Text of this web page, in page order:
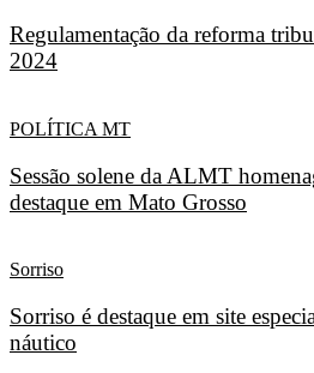
Regulamentação da reforma
2024
POLÍTICA MT
Sessão solene da ALMT
destaque em Mato Grosso
Sorriso
Sorriso é destaque em site
náutico